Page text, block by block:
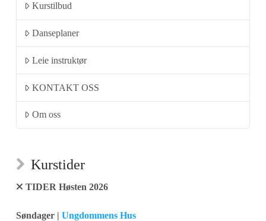
Kurstilbud
Danseplaner
Leie instruktør
KONTAKT OSS
Om oss
Kurstider
TIDER Høsten 2026
Søndager | Ungdommens Hus